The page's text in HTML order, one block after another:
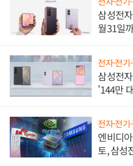
삼성전
월31일
전자·전기
삼성전
'144만
전자·전기
엔비디
토, 삼성